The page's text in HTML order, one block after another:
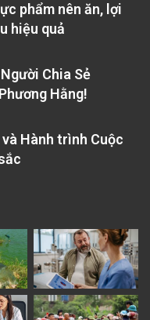
phẩm nên ăn, lợi
hiệu quả
Chia Sẻ
Hằng!
Hành trình Cuộc